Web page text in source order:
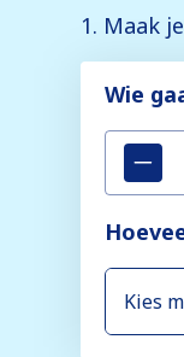
1. Maak
Wie